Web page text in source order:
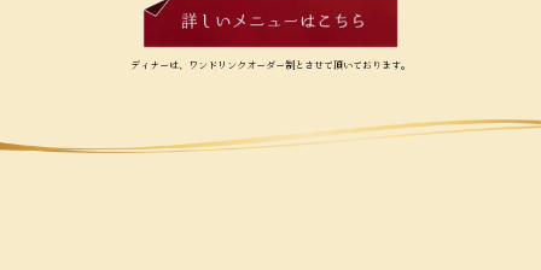
ディナーは、ワンドリンクオーダー制とさせて頂いております。